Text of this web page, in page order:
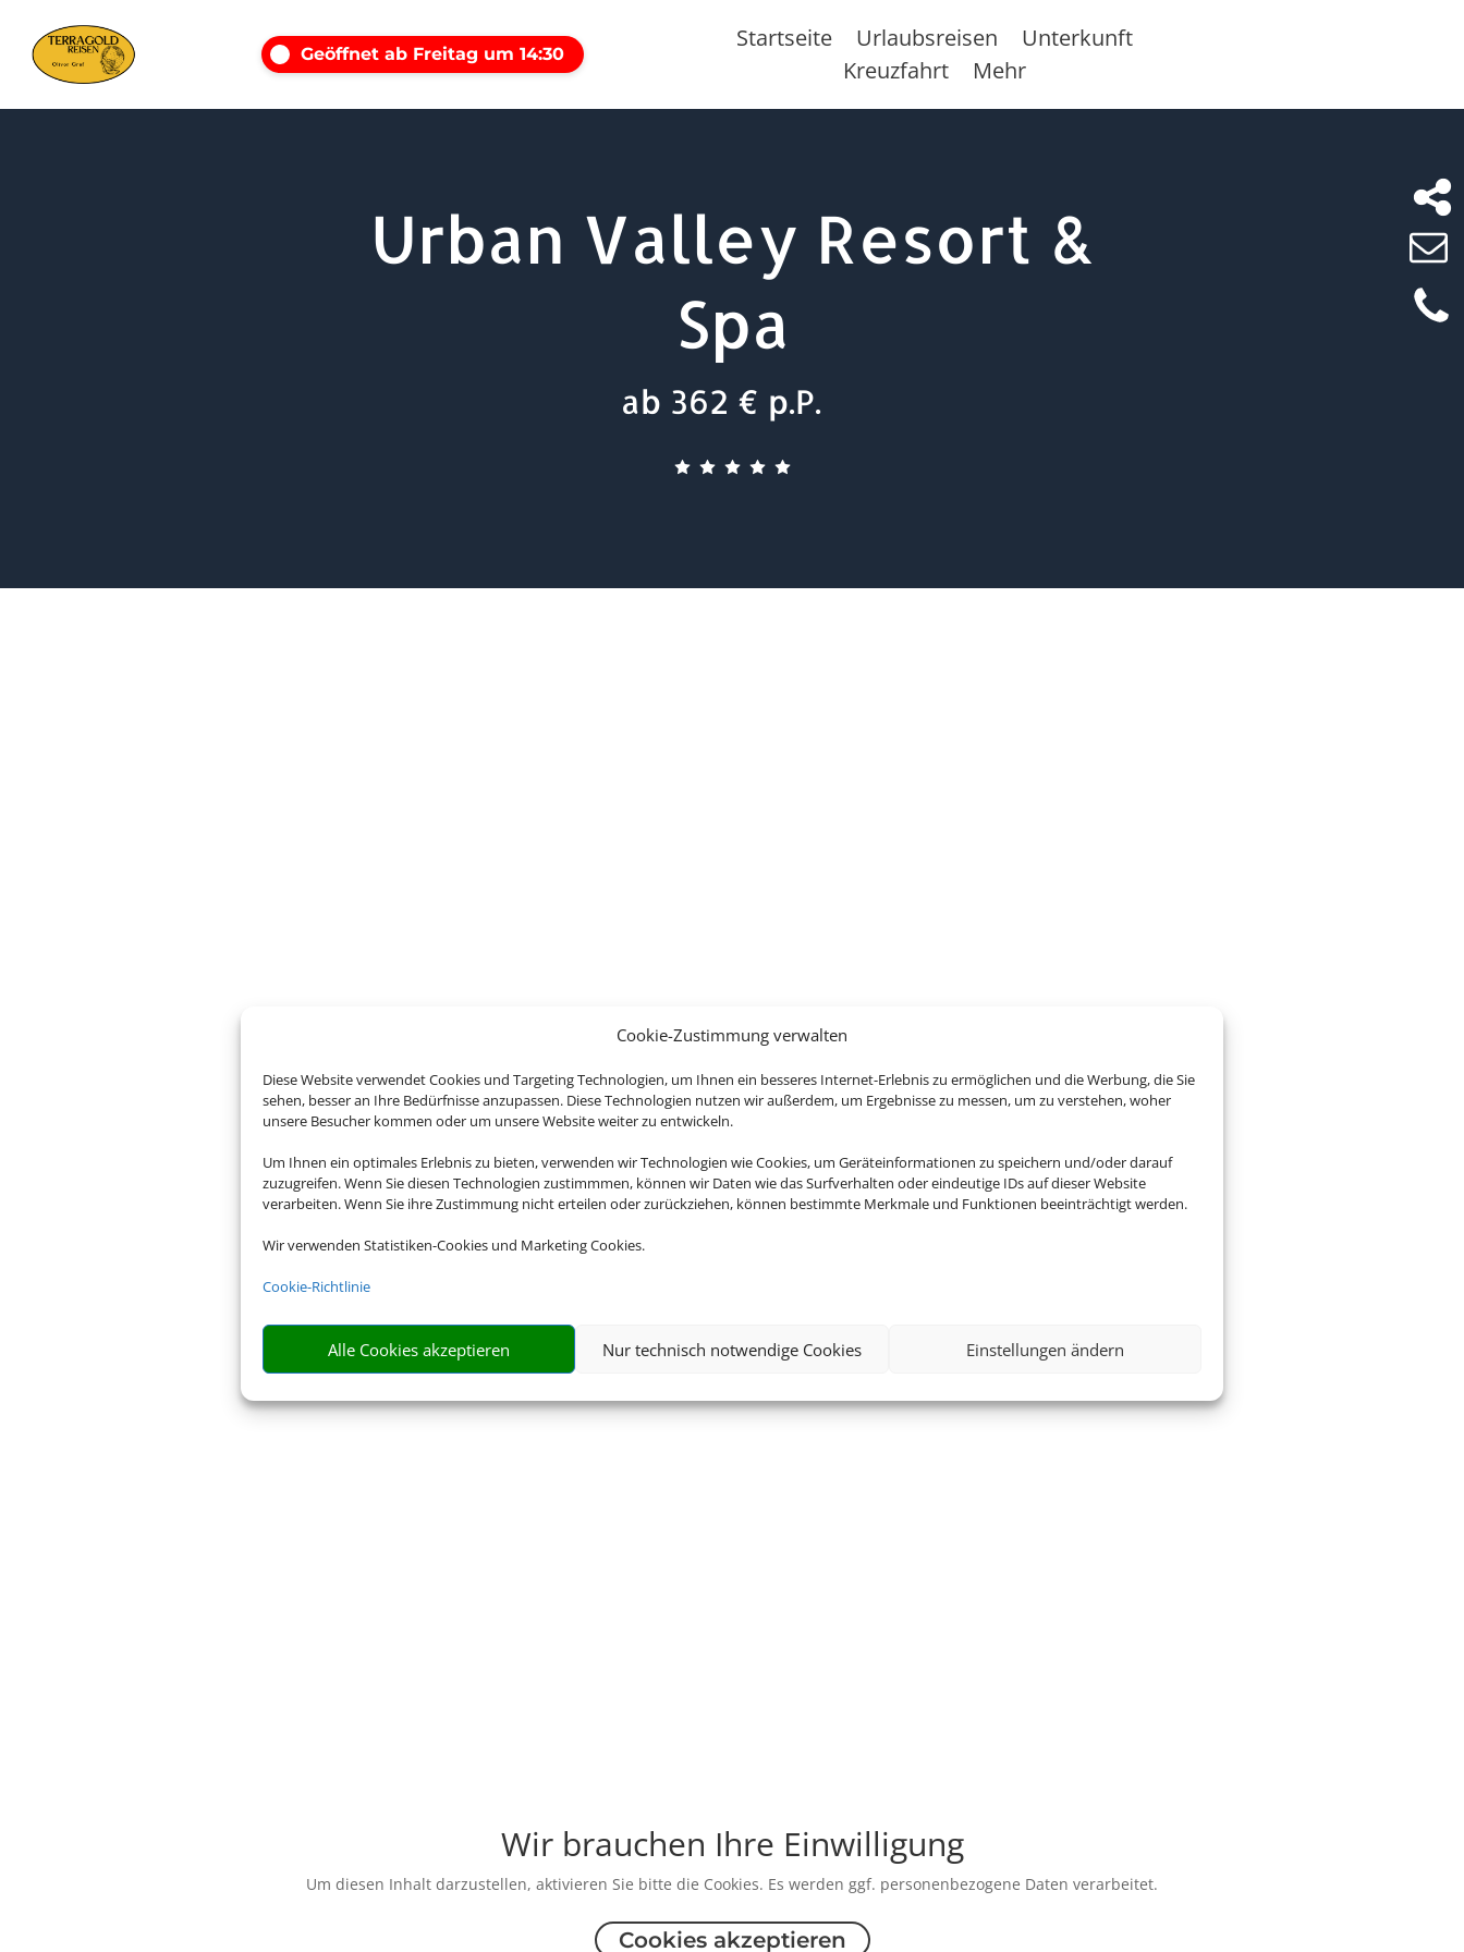
Cookie-Zustimmung verwalten
Diese Website verwendet Cookies und Targeting Technologien, um Ihnen ein besseres Internet-Erlebnis zu ermöglichen und die Werbung, die Sie
sehen, besser an Ihre Bedürfnisse anzupassen. Diese Technologien nutzen wir außerdem, um Ergebnisse zu messen, um zu verstehen, woher
unsere Besucher kommen oder um unsere Website weiter zu entwickeln.
Um Ihnen ein optimales Erlebnis zu bieten, verwenden wir Technologien wie Cookies, um Geräteinformationen zu speichern und/oder darauf
zuzugreifen. Wenn Sie diesen Technologien zustimmmen, können wir Daten wie das Surfverhalten oder eindeutige IDs auf dieser Website
verarbeiten. Wenn Sie ihre Zustimmung nicht erteilen oder zurückziehen, können bestimmte Merkmale und Funktionen beeinträchtigt werden.
Wir verwenden Statistiken-Cookies und Marketing Cookies.
Cookie-Richtlinie
Alle Cookies akzeptieren Nur technisch notwendige Cookies Einstellungen ändern
Geöffnet ab Freitag um 14:30
Startseite Urlaubsreisen
Unterkunft
Kreuzfahrt
Mehr
Urban Valley Resort &
Spa
ab 362 € p.P.
Wir brauchen Ihre Einwilligung
Um diesen Inhalt darzustellen, aktivieren Sie bitte die Cookies. Es werden ggf. personenbezogene Daten verarbeitet.
Cookies akzeptieren